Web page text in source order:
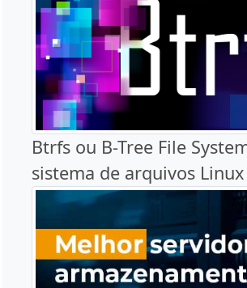
Btrfs ou B-Tree File
sistema de arquivos Linux